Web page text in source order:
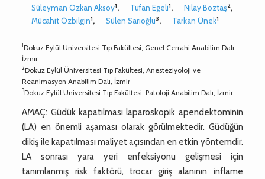
Süleyman Özkan Aksoy1, Tufan Egeli1, Nilay Boztaş2,
Mücahit Özbilgin1, Sülen Sarıoğlu3, Tarkan Ünek1
1Dokuz Eylül Üniversitesi Tıp Fakültesi, Genel Cerrahi Anabilim Dalı,
İzmir
2Dokuz Eylül Üniversitesi Tıp Fakültesi, Anesteziyoloji ve
Reanimasyon Anabilim Dalı, İzmir
3Dokuz Eylül Üniversitesi Tıp Fakültesi, Patoloji Anabilim Dalı, İzmir
AMAÇ: Güdük kapatılması laparoskopik apendektominin
(LA) en önemli aşaması olarak görülmektedir. Güdüğün
dikiş ile kapatılması maliyet açısından en etkin yöntemdir.
LA sonrası yara yeri enfeksiyonu gelişmesi için
tanımlanmış risk faktörü, trocar giriş alanının inflame